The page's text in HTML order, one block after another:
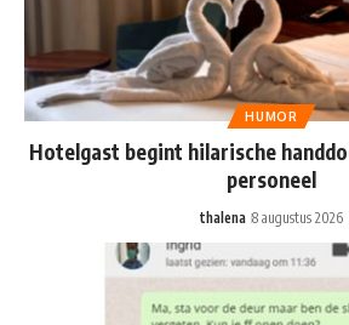
HUMOR
Hotelgast begint hilarische
personeel
thalena 8 augustus 2026